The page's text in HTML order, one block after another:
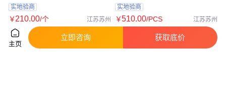
订购
实地验商
￥210.00/个 江苏苏州
咨询 电话
订购
实地验商
￥510.00/PCS 江苏苏州
主页
立即咨询 获取底价